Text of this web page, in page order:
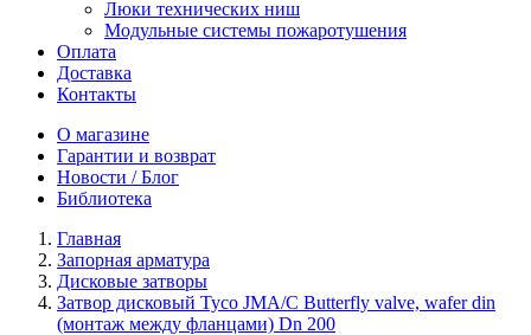
Люки технических ниш
Модульные системы пожаротушения
Оплата
Доставка
Контакты
О магазине
Гарантии и возврат
Новости / Блог
Библиотека
Главная
Запорная арматура
Дисковые затворы
Затвор дисковый Tyco JMA/C Butterfly valve, wafer din
(монтаж между фланцами) Dn 200